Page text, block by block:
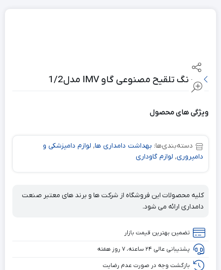
سرنگ تلقیح مصنوعی گاو IMV مدل1/2
ویژگی های محصول
دسته‌بندی‌ها: بهداشت دامداری ها, لوازم دامپزشکی و
دامپروری, لوازم گاوداری
کلیه محصولات این فروشگاه از شرکت ها و برند های معتبر صنعت
دامداری ارائه می شود.
تضمین بهترین قیمت بازار
پشتیبانی عالی ۲۴ ساعته، ۷ روز هفته
بازگشت وجه در صورت عدم رضایت